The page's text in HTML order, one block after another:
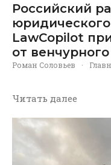
Российский
LawCopilot
от
Роман Соловьев ·
Читать далее